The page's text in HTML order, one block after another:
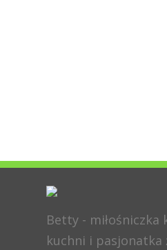
Betty - miłośniczka
kuchni i pasjonatka